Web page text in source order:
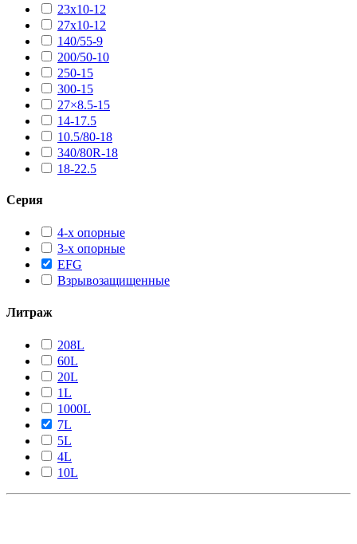
23х10-12
27х10-12
140/55-9
200/50-10
250-15
300-15
27×8.5-15
14-17.5
10.5/80-18
340/80R-18
18-22.5
Серия
4-х опорные
3-х опорные
EFG
Взрывозащищенные
Литраж
208L
60L
20L
1L
1000L
7L
5L
4L
10L